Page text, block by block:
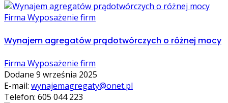
Firma Wyposażenie firm
Wynajem agregatów prądotwórczych o różnej mocy
Firma Wyposażenie firm
Dodane 9 września 2025
E-mail: wynajemagregaty@onet.pl
Telefon: 605 044 223